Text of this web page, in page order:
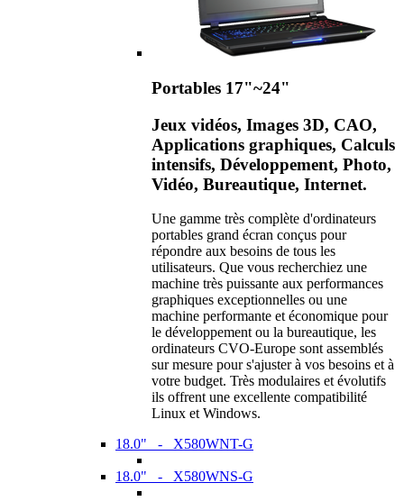
Portables 17"~24"
Jeux vidéos, Images 3D, CAO,
Applications graphiques, Calculs
intensifs, Développement, Photo,
Vidéo, Bureautique, Internet.
Une gamme très complète d'ordinateurs
portables grand écran conçus pour
répondre aux besoins de tous les
utilisateurs. Que vous recherchiez une
machine très puissante aux performances
graphiques exceptionnelles ou une
machine performante et économique pour
le développement ou la bureautique, les
ordinateurs CVO-Europe sont assemblés
sur mesure pour s'ajuster à vos besoins et à
votre budget. Très modulaires et évolutifs
ils offrent une excellente compatibilité
Linux et Windows.
18.0" - X580WNT-G
18.0" - X580WNS-G